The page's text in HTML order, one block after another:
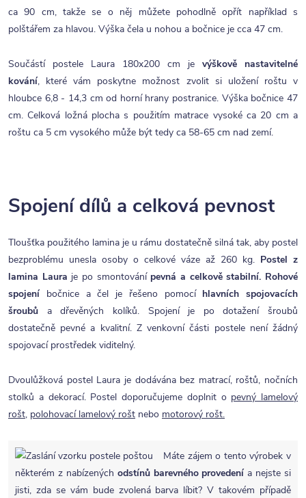
ca 90 cm, takže se o něj můžete pohodlně opřít například s
polštářem za hlavou. Výška čela u nohou a bočnice je cca 47 cm.
Součástí postele Laura 180x200 cm je výškově nastavitelné
kování, které vám poskytne možnost zvolit si uložení roštu v
hloubce 6,8 - 14,3 cm od horní hrany postranice. Výška bočnice 47
cm. Celková ložná plocha s použitím matrace vysoké ca 20 cm a
roštu ca 5 cm vysokého může být tedy ca 58-65 cm nad zemí.
Spojení dílů a celková pevnost
Tloušťka použitého lamina je u rámu dostatečně silná tak, aby postel
bezproblému unesla osoby o celkové váze až 260 kg. Postel z
lamina Laura je po smontování pevná a celkově stabilní. Rohové
spojení bočnice a čel je řešeno pomocí hlavních spojovacích
šroubů a dřevěných kolíků. Spojení je po dotažení šroubů
dostatečně pevné a kvalitní. Z venkovní části postele není žádný
spojovací prostředek viditelný.
Dvoulůžková postel Laura je dodávána bez matrací, roštů, nočních
stolků a dekorací. Postel doporučujeme doplnit o pevný lamelový
rošt, polohovací lamelový rošt nebo motorový rošt.
Máte zájem o tento výrobek v
některém z nabízených odstínů barevného provedení a nejste si
jisti, zda se vám bude zvolená barva líbit? V takovém případě